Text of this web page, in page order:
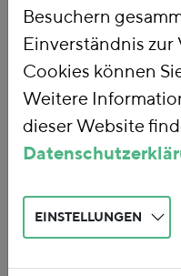
Besuchern
Einverständnis
Cookies können
Weitere
dieser Website
EINSTELLUNGEN